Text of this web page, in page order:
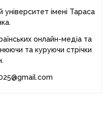
університет імені Тараса
онлайн-медіа та
та куруючи стрічки